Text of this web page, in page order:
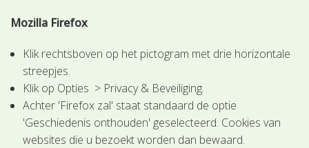
Mozilla Firefox
Klik rechtsboven op het pictogram met drie horizontale
streepjes.
Klik op Opties > Privacy & Beveiliging.
Achter 'Firefox zal' staat standaard de optie
'Geschiedenis onthouden' geselecteerd. Cookies van
websites die u bezoekt worden dan bewaard.